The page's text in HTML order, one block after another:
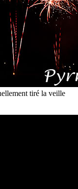
tiré la veille